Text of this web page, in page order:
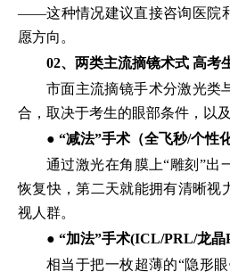
——这种情况建议直接咨询医院
愿方向。
02、两类主流摘镜术式 高考
市面主流摘镜手术分激光类
合，取决于考生的眼部条件，以
● “减法”手术（全飞秒/个性
通过激光在角膜上“雕刻”出
恢复快，第二天就能拥有清晰视
视人群。
● “加法”手术(ICL/PRL/龙晶
相当于把一枚超薄的“隐形